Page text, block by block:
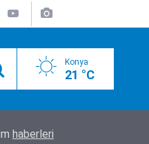
Konya
21 °C
gelişme! Bakan Uraloğlu
haberleri